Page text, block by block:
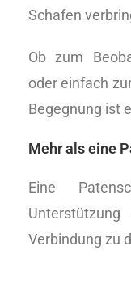
Schafen
Ob zum
oder einfach
Begegnung ist
Mehr als eine
Eine
Verbindung zu